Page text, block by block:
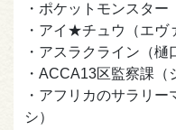
・ポケットモンスター
・アイ★チュウ（エヴ
・アスラクライン（樋
・ACCA13区監察課（
・アフリカのサラリー
シ